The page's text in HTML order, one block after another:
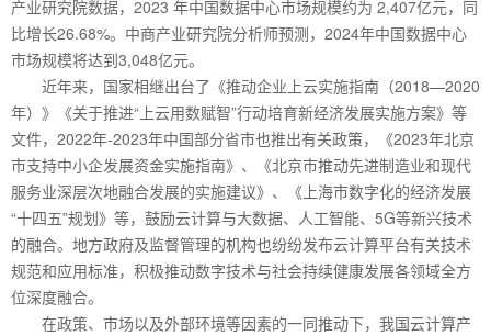
产业研究院数据，2023 年中国数据中心市场规模约为 2,407亿元，同
比增长26.68%。中商产业研究院分析师预测，2024年中国数据中心
市场规模将达到3,048亿元。
近年来，国家相继出台了《推动企业上云实施指南（2018—2020
年）》《关于推进“上云用数赋智”行动培育新经济发展实施方案》等
文件，2022年-2023年中国部分省市也推出有关政策，《2023年北京
市支持中小企发展资金实施指南》、《北京市推动先进制造业和现代
服务业深层次地融合发展的实施建议》、《上海市数字化的经济发展
“十四五”规划》等，鼓励云计算与大数据、人工智能、5G等新兴技术
的融合。地方政府及监督管理的机构也纷纷发布云计算平台有关技术
规范和应用标准，积极推动数字技术与社会持续健康发展各领域全方
位深度融合。
在政策、市场以及外部环境等因素的一同推动下，我国云计算产